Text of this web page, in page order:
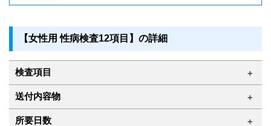
【女性用 性病検査12項目】の詳細
検査項目
送付内容物
所要日数